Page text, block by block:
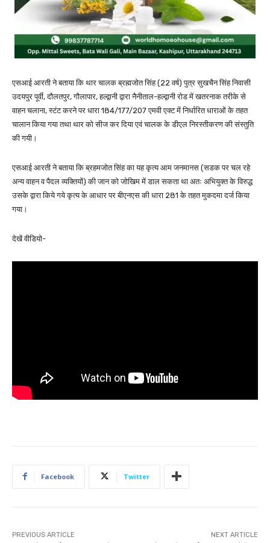
एसआई आरती ने बताया कि थार चालक ब्रह्मजोत सिंह (22 वर्ष) पुत्र सुखचैन सिंह निवासी
उदयपुर पूर्वी, दौलतपुर, गौलापार, हल्द्वानी द्वारा नैनीताल-हल्द्वानी रोड में खतरनाक तरीके से
वाहन चलाना, स्टंट करने पर धारा 184/177/207 एमवी एक्ट में निर्धारित धाराओं के तहत
चालान किया गया तथा थार को सीज कर दिया एवं चालक के डीएल निरस्तीकरण की संस्तुति
की गयी।
एसआई आरती ने बताया कि ब्रहमजोत सिंह का यह कृत्य आम जनमानस (सडक पर चल रहे
अन्य वाहन व पैदल व्यक्तियों) की जान को जोखिम में डाल सकता था अतः अभियुक्त के विरुद्ध
उसके द्वारा किये गये कृत्य के आधार पर बीएनएस की धारा 281 के तहत मुकदमा दर्ज किया
गया।
देखें वीडियो-
Facebook Twitter
PREVIOUS ARTICLE NEXT ARTICLE